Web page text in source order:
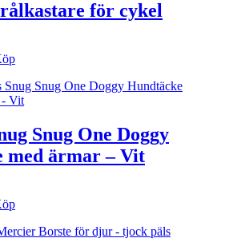
för cykel
Snug One Doggy
med ärmar – Vit